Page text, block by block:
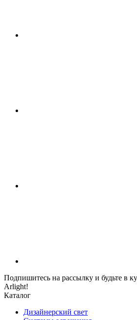
Подпишитесь на рассылку и будьте в
Arlight!
Каталог
Дизайнерский свет